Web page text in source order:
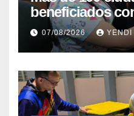
beneficiados
prótesis
Rehabilitación
07/08/2026 YENDI